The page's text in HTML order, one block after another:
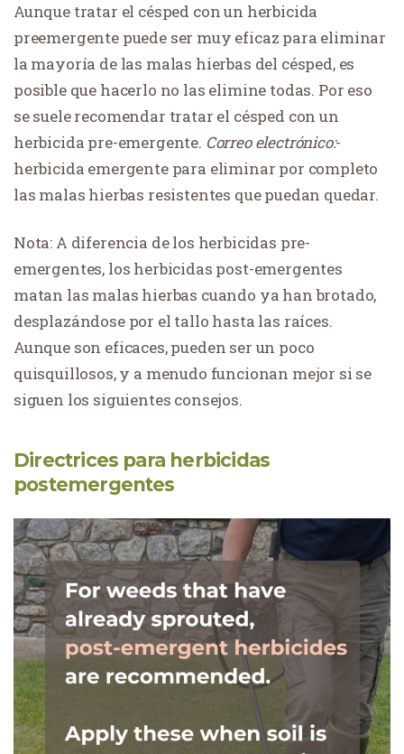
Aunque tratar el césped con un herbicida
preemergente puede ser muy eficaz para eliminar
la mayoría de las malas hierbas del césped, es
posible que hacerlo no las elimine todas. Por eso
se suele recomendar tratar el césped con un
herbicida pre-emergente. Correo electrónico:-
herbicida emergente para eliminar por completo
las malas hierbas resistentes que puedan quedar.
Nota: A diferencia de los herbicidas pre-
emergentes, los herbicidas post-emergentes
matan las malas hierbas cuando ya han brotado,
desplazándose por el tallo hasta las raíces.
Aunque son eficaces, pueden ser un poco
quisquillosos, y a menudo funcionan mejor si se
siguen los siguientes consejos.
Directrices para herbicidas
postemergentes